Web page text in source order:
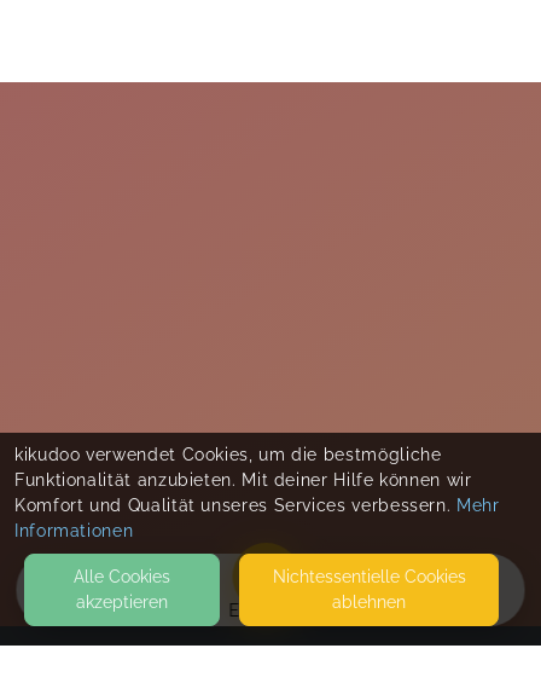
EVENTS
kikudoo verwendet Cookies, um die bestmögliche
Funktionalität anzubieten. Mit deiner Hilfe können wir
Komfort und Qualität unseres Services verbessern. Mehr
Informationen
Alle Cookies
akzeptieren
Nicht­essentielle Cookies
ablehnen